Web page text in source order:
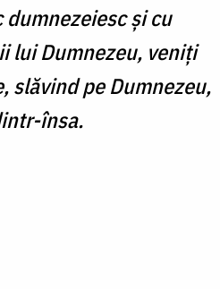
şi cu
lui Dumnezeu, veniţi
slăvind pe Dumnezeu,
însa.